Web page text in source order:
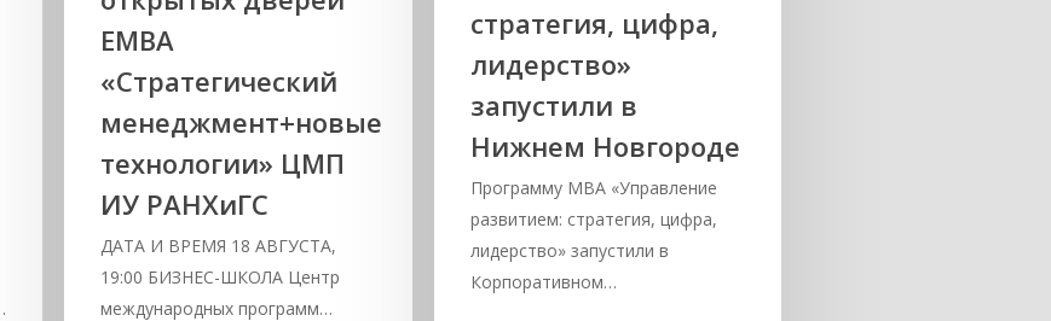
ЕМВА
«Стратегический
менеджмент+новые
технологии» ЦМП
ИУ РАНХиГС
ДАТА И ВРЕМЯ 18 АВГУСТА,
19:00 БИЗНЕС-ШКОЛА Центр
международных программ…
стратегия, цифра,
лидерство»
запустили в
Нижнем Новгороде
Программу MBA «Управление
развитием: стратегия, цифра,
лидерство» запустили в
Корпоративном…